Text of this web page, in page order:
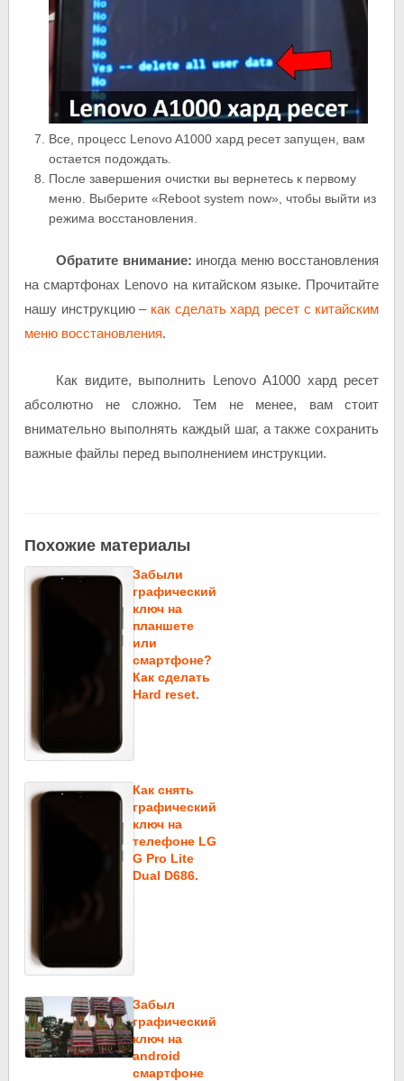
Все, процесс Lenovo A1000 хард ресет запущен, вам
остается подождать.
После завершения очистки вы вернетесь к первому
меню. Выберите «Reboot system now», чтобы выйти из
режима восстановления.
Обратите внимание: иногда меню восстановления
на смартфонах Lenovo на китайском языке. Прочитайте
нашу инструкцию – как сделать хард ресет с китайским
меню восстановления.
Как видите, выполнить Lenovo A1000 хард ресет
абсолютно не сложно. Тем не менее, вам стоит
внимательно выполнять каждый шаг, а также сохранить
важные файлы перед выполнением инструкции.
Похожие материалы
Забыли
графический
ключ на
планшете
или
смартфоне?
Как сделать
Hard reset.
Как снять
графический
ключ на
телефоне LG
G Pro Lite
Dual D686.
Забыл
графический
ключ на
android
смартфоне